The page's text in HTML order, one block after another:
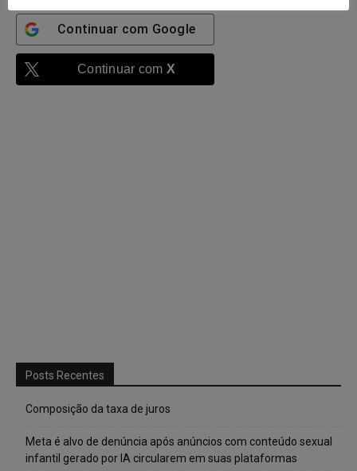
Continuar com Google
Continuar com X
Posts Recentes
Composição da taxa de juros
Meta é alvo de denúncia após anúncios com conteúdo sexual
infantil gerado por IA circularem em suas plataformas